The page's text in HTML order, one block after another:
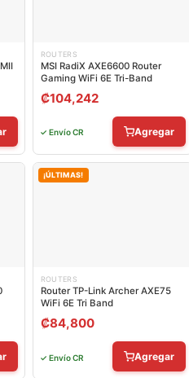
ROUTERS
MSI RadiX AXE6600 Router
Gaming WiFi 6E Tri-Band
₡104,242
✓ Envío CR Agregar
¡ÚLTIMAS!
ROUTERS
Router TP-Link Archer AXE75
WiFi 6E Tri Band
₡84,800
✓ Envío CR Agregar